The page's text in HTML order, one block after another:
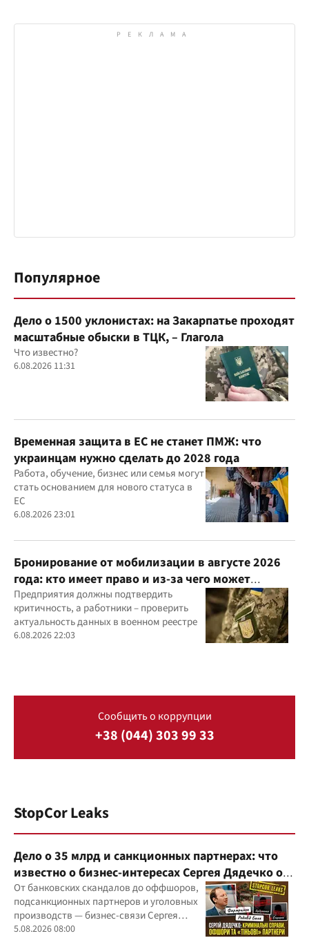
Популярное
Дело о 1500 уклонистах: на Закарпатье проходят
масштабные обыски в ТЦК, – Глагола
Что известно?
6.08.2026 11:31
Временная защита в ЕС не станет ПМЖ: что
украинцам нужно сделать до 2028 года
Работа, обучение, бизнес или семья могут
стать основанием для нового статуса в
ЕС
6.08.2026 23:01
Бронирование от мобилизации в августе 2026
года: кто имеет право и из-за чего может
отказать
Предприятия должны подтвердить
критичность, а работники – проверить
актуальность данных в военном реестре
6.08.2026 22:03
Сообщить о коррупции
+38 (044) 303 99 33
StopCor Leaks
Дело о 35 млрд и санкционных партнерах: что
известно о бизнес-интересах Сергея Дядечко от
"Родовид Банка" до "ФАРМАСЕЛ"
От банковских скандалов до оффшоров,
подсанкционных партнеров и уголовных
производств — бизнес-связи Сергея
Дядечко до сих пор простираются через
5.08.2026 08:00